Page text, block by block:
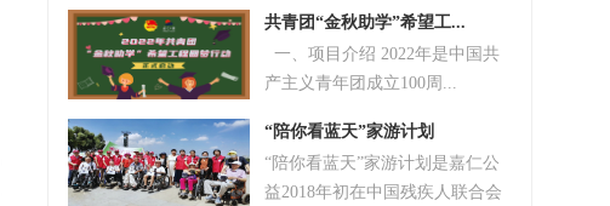
共青团“金秋助学”希望工...
一、项目介绍 2022年是中国共
产主义青年团成立100周...
“陪你看蓝天”家游计划
“陪你看蓝天”家游计划是嘉仁公
益2018年初在中国残疾人联合会